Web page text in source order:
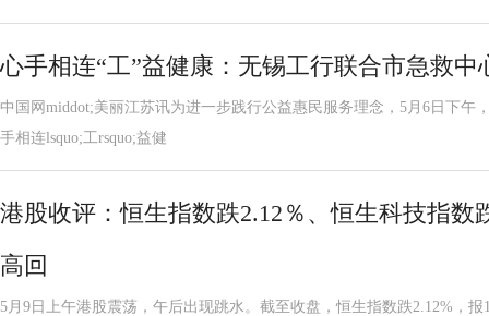
心手相连“工”益健康：无锡工行联合市急救
中国网middot;美丽江苏讯为进一步践行公益惠民服务理念，5月6日下午
手相连lsquo;工rsquo;益健
港股收评：恒生指数跌2.12％、恒生科技指数
高回
5月9日上午港股震荡，午后出现跳水。截至收盘，恒生指数跌2.12%，报